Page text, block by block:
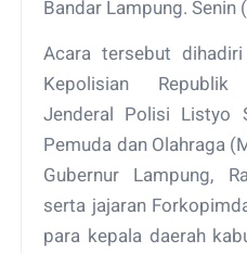
Bandar Lampung.
Acara tersebut
Kepolisian
Jenderal Polisi Listyo
Pemuda dan Olahraga
Gubernur Lampung,
serta jajaran
para kepala daerah